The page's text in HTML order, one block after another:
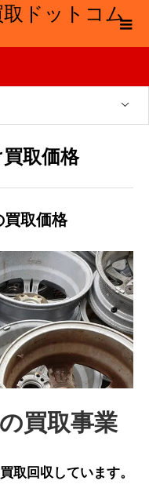
ドットコム
取価格
買取価格
買取事業
買取回収しています。